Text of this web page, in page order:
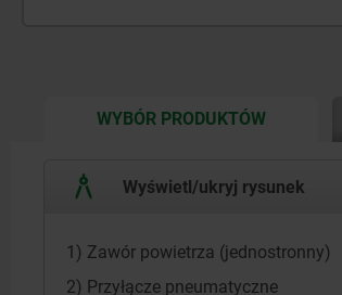
WYBÓR PRODUKTÓWCURRENT
Wyświetl/ukryj rysunek
1) Zawór powietrza (jednostronny)
2) Przyłącze pneumatyczne